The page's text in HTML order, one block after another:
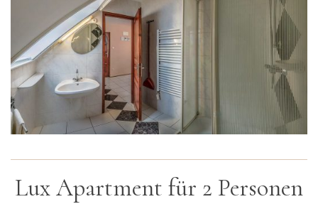
Lux Apartment für 2 Personen